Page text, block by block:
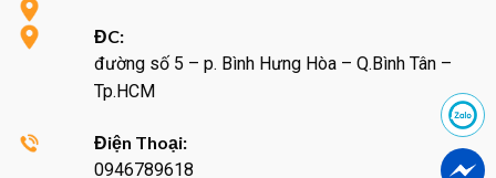
ĐC:
đường số 5 – p. Bình Hưng Hòa – Q.Bình Tân –
Tp.HCM
Điện Thoại:
0946789618